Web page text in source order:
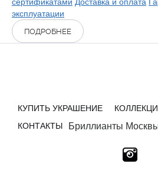
сертификатами Доставка и оплата
эксплуатации
ПОДРОБНЕЕ
КУПИТЬ УКРАШЕНИЕ
КОНТАКТЫ
Бриллианты